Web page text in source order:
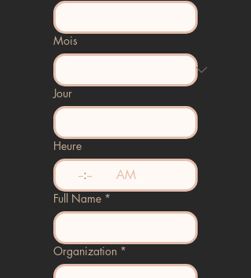
Mois
Jour
Heure
: AM
Full Name *
Organization *